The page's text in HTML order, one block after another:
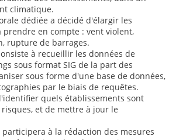
climatique.
dédiée a décidé d'élargir les
prendre en compte : vent violent,
rupture de barrages.
à recueillir les données de
sous format SIG de la part des
sous forme d'une base de données,
par le biais de requêtes.
quels établissements sont
et de mettre à jour le
à la rédaction des mesures